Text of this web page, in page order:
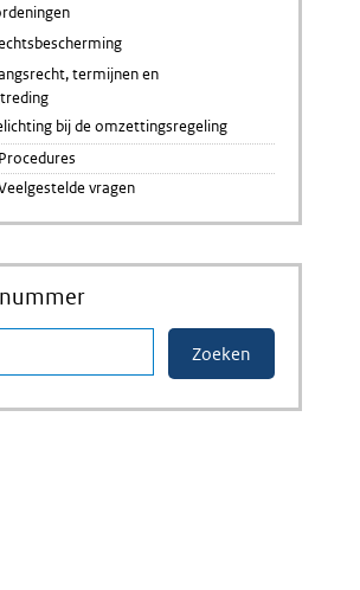
termijnen en
bij de omzettingsregeling
vragen